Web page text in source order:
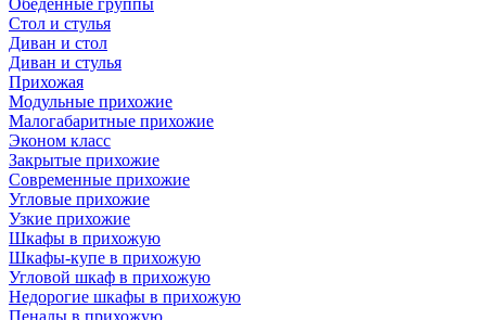
Обеденные группы
Стол и стулья
Диван и стол
Диван и стулья
Прихожая
Модульные прихожие
Малогабаритные прихожие
Эконом класс
Закрытые прихожие
Современные прихожие
Угловые прихожие
Узкие прихожие
Шкафы в прихожую
Шкафы-купе в прихожую
Угловой шкаф в прихожую
Недорогие шкафы в прихожую
Пеналы в прихожую